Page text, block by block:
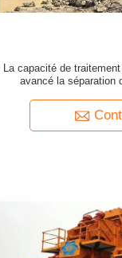
La capacité de
avancé la séparation